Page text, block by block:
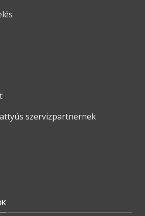
szervizpartnernek